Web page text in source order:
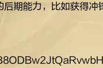
期能力，比如获得冲